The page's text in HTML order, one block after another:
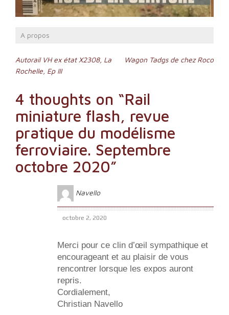
A propos
Navigation
de
l’article
Autorail VH ex état X2308, La
Rochelle, Ep III
Wagon Tadgs de chez Roco
4 thoughts on “Rail
miniature flash, revue
pratique du modélisme
ferroviaire. Septembre
octobre 2020”
Navello
octobre 2, 2020
Merci pour ce clin d’œil sympathique et
encourageant et au plaisir de vous
rencontrer lorsque les expos auront
repris.
Cordialement,
Christian Navello